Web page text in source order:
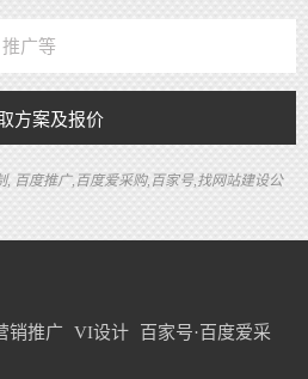
方案及报价
百度推广,百度爱采购,百家号,找网站建设公
销推广 VI设计
百家号·百度爱采